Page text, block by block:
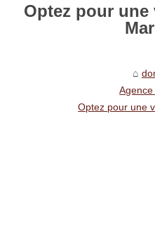
Optez pour une
Optez pour une